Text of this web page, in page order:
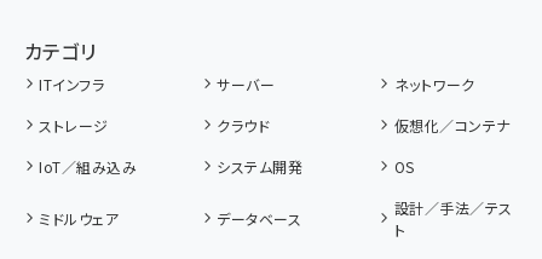
カテゴリ
ITインフラ サーバー
ネットワーク
ストレージ
クラウド
仮想化／コンテナ
IoT／組み込み
システム開発 OS
ミドルウェア データベース
設計／手法／テス
ト